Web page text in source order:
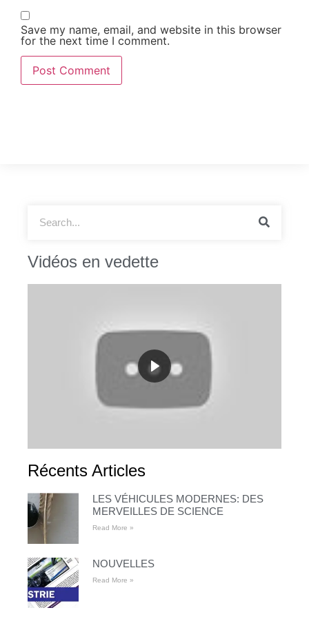
Save my name, email, and website in this browser
for the next time I comment.
Vidéos en vedette
Récents Articles
LES VÉHICULES MODERNES: DES
MERVEILLES DE SCIENCE
Read More »
NOUVELLES
Read More »